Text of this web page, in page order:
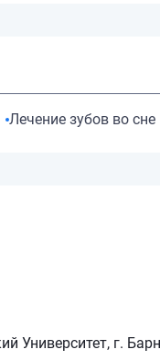
Лечение зубов во сне
Университет, г.